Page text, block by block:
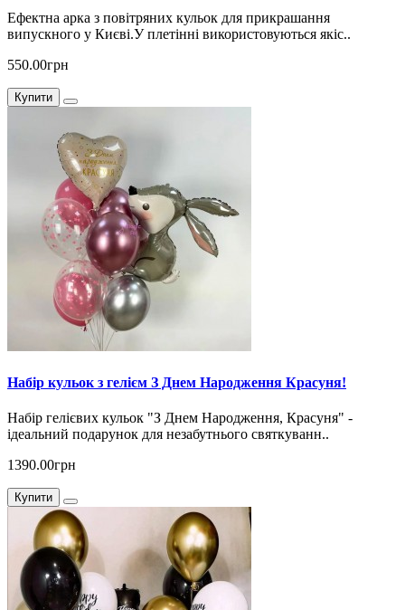
Ефектна арка з повітряних кульок для прикрашання
випускного у Києві.У плетінні використовуються якіс..
550.00грн
Купити
Набір кульок з гелієм З Днем Народження Красуня!
Набір гелієвих кульок "З Днем Народження, Красуня" -
ідеальний подарунок для незабутнього святкуванн..
1390.00грн
Купити